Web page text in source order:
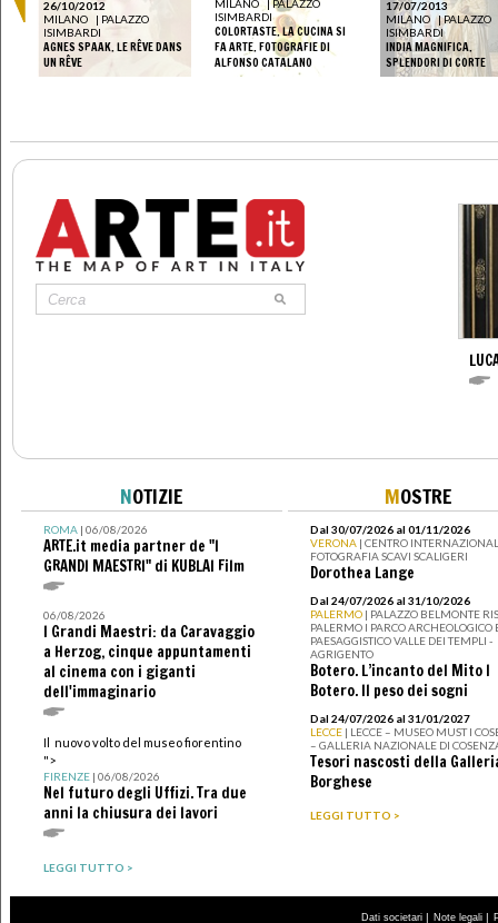
26/10/2012
MILANO
| PALAZZO
ISIMBARDI
AGNES SPAAK. LE RÊVE DANS
UN RÊVE
MILANO |PALAZZO
ISIMBARDI
COLORTASTE. LA CUCINA SI
FA ARTE. FOTOGRAFIE DI
ALFONSO CATALANO
17/07/2013
MILANO |PALAZZO
ISIMBARDI
INDIA MAGNIFICA.
SPLENDORI DI CORTE
NOTIZIE
ROMA| 06/08/2026
ARTE.it media partner de "I
GRANDI MAESTRI" di KUBLAI Film
06/08/2026
I Grandi Maestri: da Caravaggio
a Herzog, cinque appuntamenti
al cinema con i giganti
dell'immaginario
Il nuovo volto del museo fiorentino
">
FIRENZE| 06/08/2026
Nel futuro degli Uffizi. Tra due
anni la chiusura dei lavori
LEGGI TUTTO >
MOSTRE
Dal 30/07/2026 al 01/11/2026
VERONA | CENTRO
FOTOGRAFIA SCAVI SCALIGERI
Dorothea Lange
Dal 24/07/2026 al 31/10/2026
PALERMO | PALAZZO BELMONTE
PALERMO I PARCO ARCHEOLOGICO
PAESAGGISTICO VALLE DEI TEMPLI -
AGRIGENTO
Botero. L’incanto del Mito I
Botero. Il peso dei sogni
Dal 24/07/2026 al 31/01/2027
LECCE | LECCE – MUSEO MUST I
– GALLERIA NAZIONALE DI
Tesori nascosti della
Borghese
LEGGI TUTTO >
Dati societari | Note legali |